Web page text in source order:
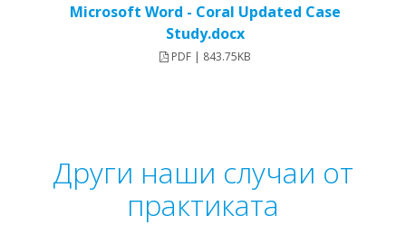
Microsoft Word - Coral Updated Case
Study.docx
PDF | 843.75KB
Други наши случаи от
практиката